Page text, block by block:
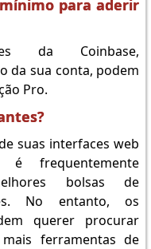
para aderir
da Coinbase,
da sua conta, podem
Pro.
suas interfaces web
frequentemente
bolsas de
No entanto, os
querer procurar
ferramentas de